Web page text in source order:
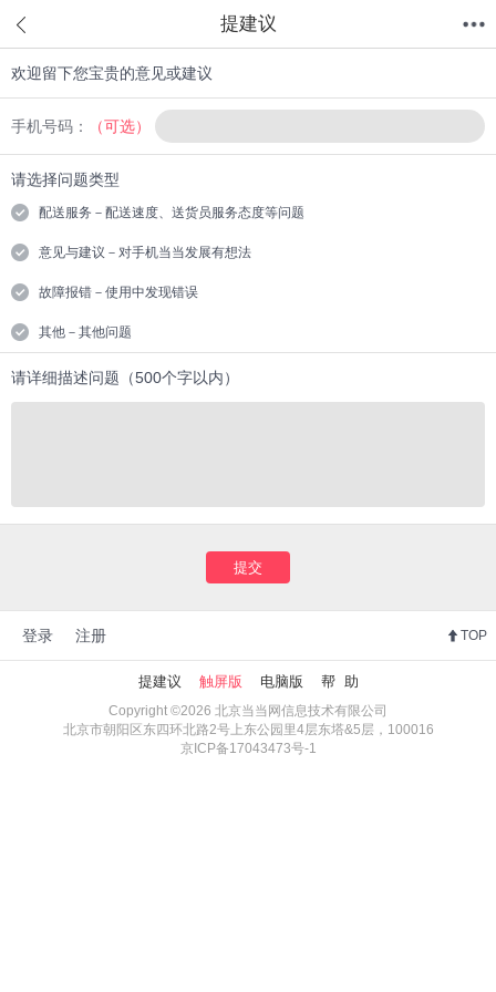
提建议
欢迎留下您宝贵的意见或建议
手机号码： （可选）
请选择问题类型
配送服务－配送速度、送货员服务态度等问题
意见与建议－对手机当当发展有想法
故障报错－使用中发现错误
其他－其他问题
请详细描述问题（500个字以内）
提交
登录 注册 TOP
提建议 触屏版 电脑版 帮 助
Copyright ©2026 北京当当网信息技术有限公司
北京市朝阳区东四环北路2号上东公园里4层东塔&5层，100016
京ICP备17043473号-1